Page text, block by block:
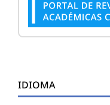
IDIOMA